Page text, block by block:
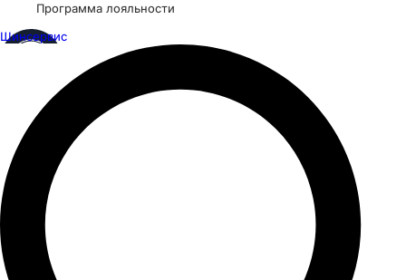
Программа лояльности
Шинсервис